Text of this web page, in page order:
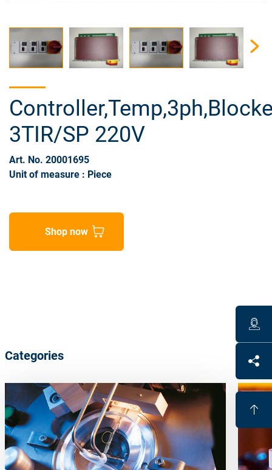
3TIR/SP 220V
Art. No. 20001695
Unit of measure : Piece
Shop now
Categories